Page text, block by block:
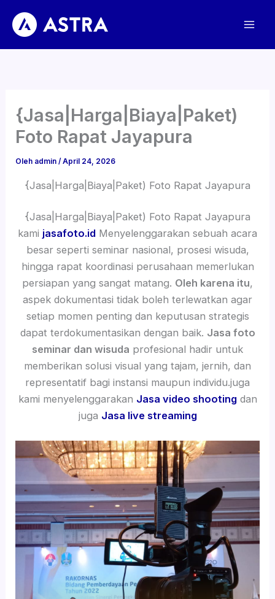
konten
{Jasa|Harga|Biaya|Paket)
Foto Rapat Jayapura
Oleh admin/April 24, 2026
{Jasa|Harga|Biaya|Paket) Foto Rapat Jayapura
{Jasa|Harga|Biaya|Paket) Foto Rapat Jayapura
kami jasafoto.id Menyelenggarakan sebuah acara
besar seperti seminar nasional, prosesi wisuda,
hingga rapat koordinasi perusahaan memerlukan
persiapan yang sangat matang. Oleh karena itu,
aspek dokumentasi tidak boleh terlewatkan agar
setiap momen penting dan keputusan strategis
dapat terdokumentasikan dengan baik. Jasa foto
seminar dan wisuda profesional hadir untuk
memberikan solusi visual yang tajam, jernih, dan
representatif bagi instansi maupun individu.juga
kami menyelenggarakan Jasa video shootingdan
juga Jasa live streaming